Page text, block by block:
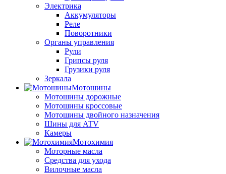
Электрика
Аккумуляторы
Реле
Поворотники
Органы управления
Рули
Грипсы руля
Грузики руля
Зеркала
Мотошины
Мотошины дорожные
Мотошины кроссовые
Мотошины двойного назначения
Шины для ATV
Камеры
Мотохимия
Моторные масла
Средства для ухода
Вилочные масла